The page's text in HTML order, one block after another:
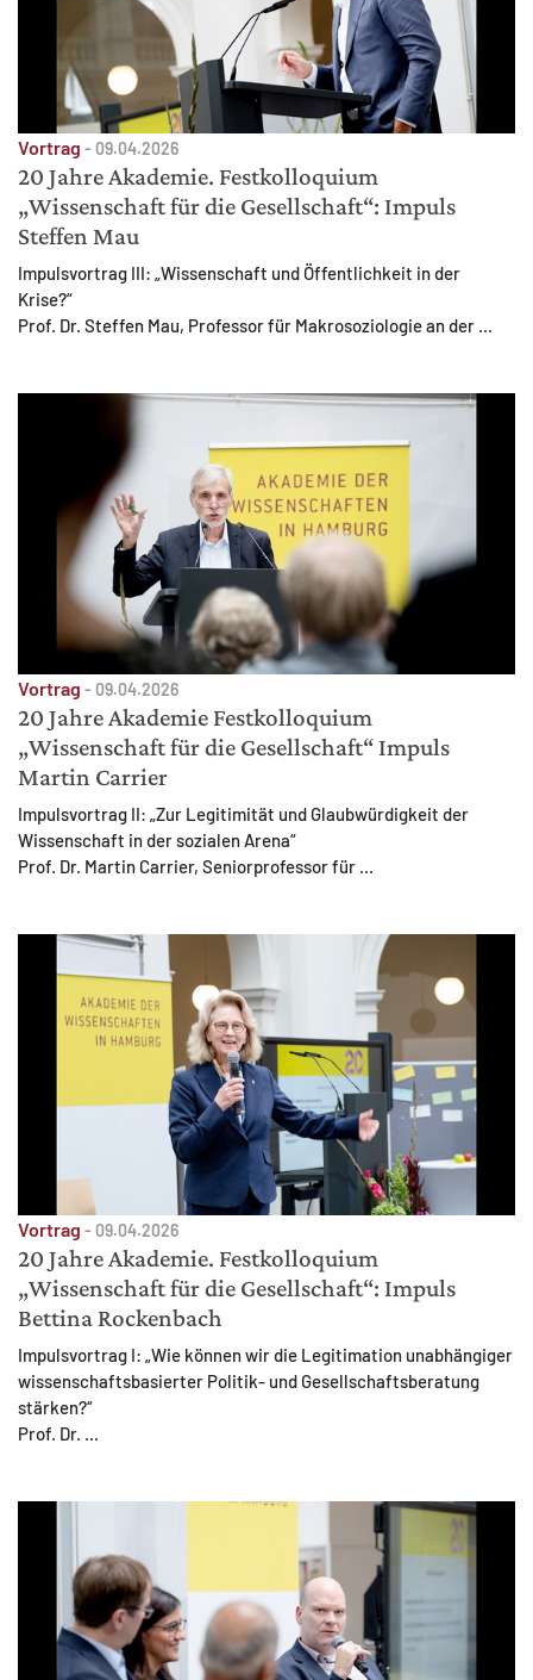
Vortrag - 09.04.2026
20 Jahre Akademie. Festkolloquium
„Wissenschaft für die Gesellschaft“: Impuls
Steffen Mau
Impulsvortrag III: „Wissenschaft und Öffentlichkeit in der
Krise?“
Prof. Dr. Steffen Mau, Professor für Makrosoziologie an der ...
Vortrag - 09.04.2026
20 Jahre Akademie Festkolloquium
„Wissenschaft für die Gesellschaft“ Impuls
Martin Carrier
Impulsvortrag II: „Zur Legitimität und Glaubwürdigkeit der
Wissenschaft in der sozialen Arena“
Prof. Dr. Martin Carrier, Seniorprofessor für ...
Vortrag - 09.04.2026
20 Jahre Akademie. Festkolloquium
„Wissenschaft für die Gesellschaft“: Impuls
Bettina Rockenbach
Impulsvortrag I: „Wie können wir die Legitimation unabhängiger
wissenschaftsbasierter Politik- und Gesellschaftsberatung
stärken?“
Prof. Dr. ...